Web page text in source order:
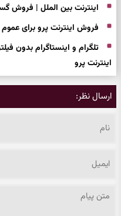
اینترنت بین الملل | فروش
فروش اینترنت پرو برای عموم
تلگرام و اینستاگرام بدون
اینترنت پرو
ارسال نظر: